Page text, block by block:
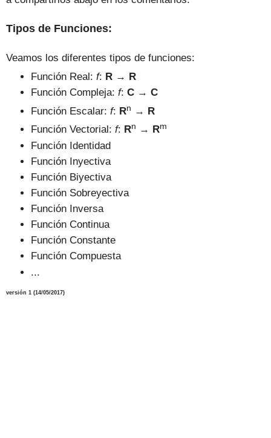
Tipos de Funciones:
Veamos los diferentes tipos de funciones:
Función Real:f: R → R
Función Compleja:f:C →C
Función Escalar:f: Rn → R
Función Vectorial:f: Rn → Rm
Función Identidad
Función Inyectiva
Función Biyectiva
Función Sobreyectiva
Función Inversa
Función Continua
Función Constante
Función Compuesta
versión 1 (14/05/2017)